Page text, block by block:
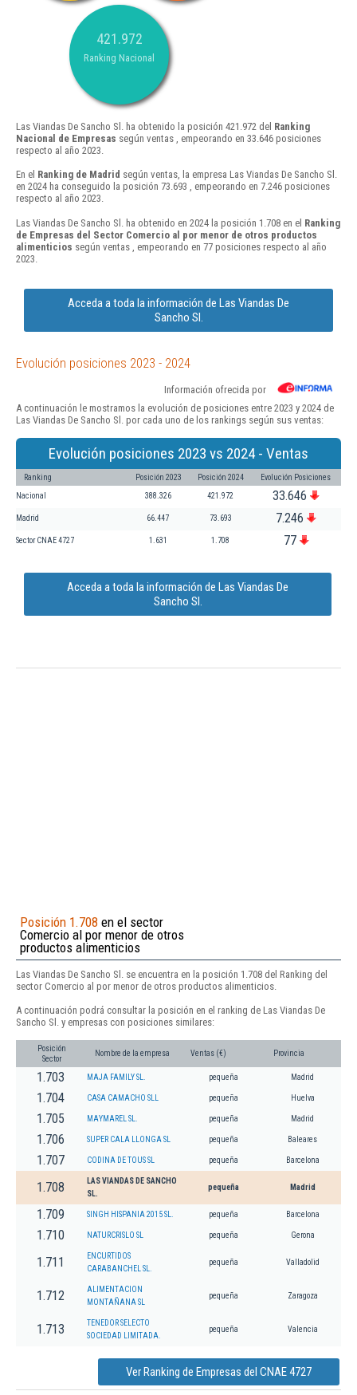
421.972
Ranking Nacional
Las Viandas De Sancho Sl. ha obtenido la posición 421.972 del Ranking
Nacional de Empresas según ventas , empeorando en 33.646 posiciones
respecto al año 2023.
En el Ranking de Madrid según ventas, la empresa Las Viandas De Sancho Sl.
en 2024 ha conseguido la posición 73.693 , empeorando en 7.246 posiciones
respecto al año 2023.
Las Viandas De Sancho Sl. ha obtenido en 2024 la posición 1.708 en el Ranking
de Empresas del Sector Comercio al por menor de otros productos
alimenticios según ventas , empeorando en 77 posiciones respecto al año
2023.
Acceda a toda la información de Las Viandas De
Sancho Sl.
Evolución posiciones 2023 - 2024
Información ofrecida por
A continuación le mostramos la evolución de posiciones entre 2023 y 2024 de
Las Viandas De Sancho Sl. por cada uno de los rankings según sus ventas:
Evolución posiciones 2023 vs 2024 - Ventas
Ranking Posición 2023 Posición 2024 Evolución Posiciones
Nacional 388.326 421.972 33.646
Madrid 66.447 73.693 7.246
Sector CNAE 4727 1.631 1.708 77
Acceda a toda la información de Las Viandas De
Sancho Sl.
Posición 1.708 en el sector
Comercio al por menor de otros
productos alimenticios
Las Viandas De Sancho Sl. se encuentra en la posición 1.708 del Ranking del
sector Comercio al por menor de otros productos alimenticios.
A continuación podrá consultar la posición en el ranking de Las Viandas De
Sancho Sl. y empresas con posiciones similares:
Posición
Sector
Nombre de la empresa Ventas (€) Provincia
1.703 MAJA FAMILY SL. pequeña Madrid
1.704 CASA CAMACHO SLL pequeña Huelva
1.705 MAYMAREL SL. pequeña Madrid
1.706 SUPER CALA LLONGA SL pequeña Baleares
1.707 CODINA DE TOUS SL pequeña Barcelona
1.708
LAS VIANDAS DE SANCHO
SL.
pequeña Madrid
1.709 SINGH HISPANIA 2015 SL. pequeña Barcelona
1.710 NATURCRISLO SL pequeña Gerona
1.711
ENCURTIDOS
CARABANCHEL SL.
pequeña Valladolid
1.712
ALIMENTACION
MONTAÑANA SL
pequeña Zaragoza
1.713
TENEDOR SELECTO
SOCIEDAD LIMITADA.
pequeña Valencia
Ver Ranking de Empresas del CNAE 4727